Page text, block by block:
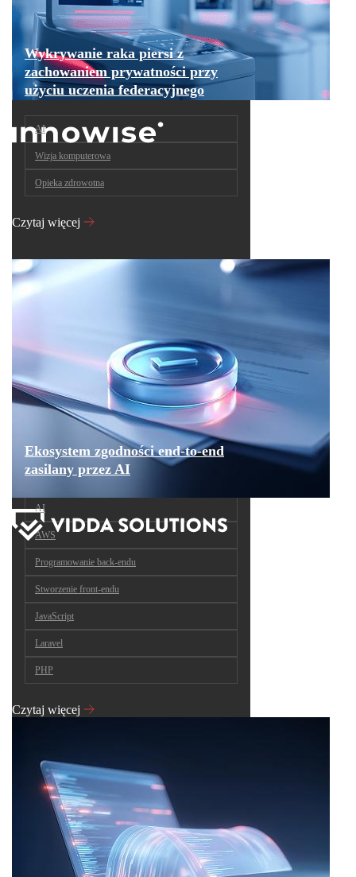
Wykrywanie raka piersi z
zachowaniem prywatności przy
użyciu uczenia federacyjnego
AI
Wizja komputerowa
Opieka zdrowotna
Czytaj więcej
Ekosystem zgodności end-to-end
zasilany przez AI
AI
AWS
Programowanie back-endu
Stworzenie front-endu
JavaScript
Laravel
PHP
Czytaj więcej